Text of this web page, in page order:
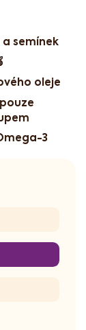
semínek
oleje
3